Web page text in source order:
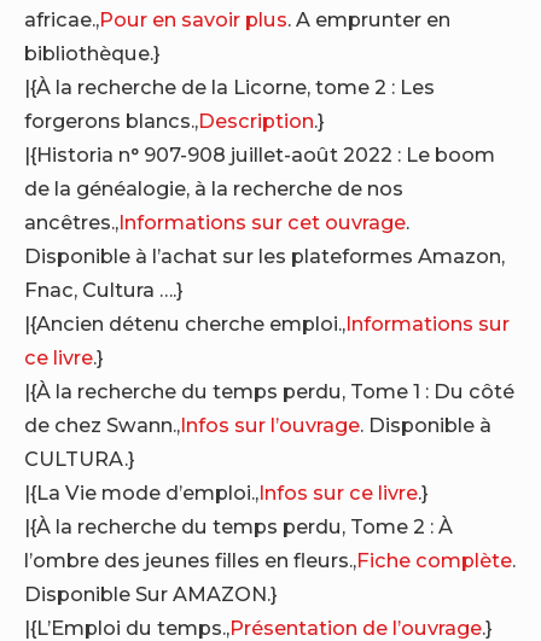
africae.,Pour en savoir plus. A emprunter en
bibliothèque.}
|{À la recherche de la Licorne, tome 2 : Les
forgerons blancs.,Description.}
|{Historia n° 907-908 juillet-août 2022 : Le boom
de la généalogie, à la recherche de nos
ancêtres.,Informations sur cet ouvrage.
Disponible à l’achat sur les plateformes Amazon,
Fnac, Cultura ….}
|{Ancien détenu cherche emploi.,Informations sur
ce livre.}
|{À la recherche du temps perdu, Tome 1 : Du côté
de chez Swann.,Infos sur l’ouvrage. Disponible à
CULTURA.}
|{La Vie mode d’emploi.,Infos sur ce livre.}
|{À la recherche du temps perdu, Tome 2 : À
l’ombre des jeunes filles en fleurs.,Fiche complète.
Disponible Sur AMAZON.}
|{L’Emploi du temps.,Présentation de l’ouvrage.}